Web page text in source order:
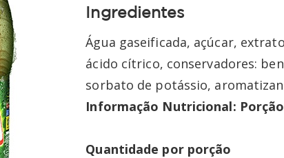
Ingredientes
Água gaseificada, açúcar,
ácido cítrico, conservadores:
sorbato de potássio,
Informação Nutricional:
Quantidade por porção